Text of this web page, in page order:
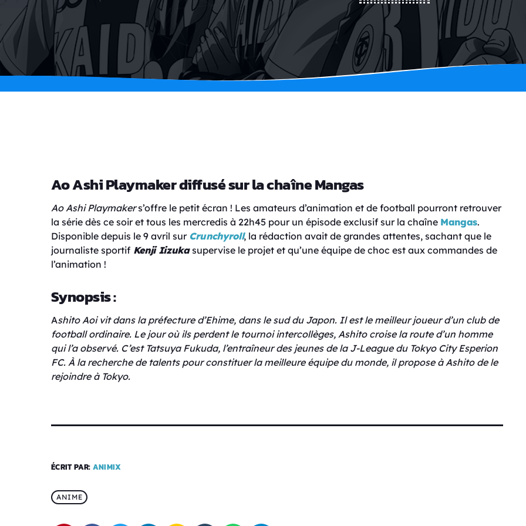
Ao Ashi Playmaker diffusé sur la chaîne Mangas
Ao Ashi Playmakers’offre le petit écran ! Les amateurs d’animation et de football pourront retrouver
la série dès ce soir et tous les mercredis à 22h45 pour un épisode exclusif sur la chaîne Mangas.
Disponible depuis le 9 avril sur Crunchyroll, la rédaction avait de grandes attentes, sachant que le
journaliste sportif Kenji Iizukasupervise le projet et qu’une équipe de choc est aux commandes de
l’animation !
Synopsis :
Ashito Aoi vit dans la préfecture d’Ehime, dans le sud du Japon. Il est le meilleur joueur d’un club de
football ordinaire. Le jour où ils perdent le tournoi intercollèges, Ashito croise la route d’un homme
qui l’a observé. C’est Tatsuya Fukuda, l’entraîneur des jeunes de la J-League du Tokyo City Esperion
FC. À la recherche de talents pour constituer la meilleure équipe du monde, il propose à Ashito de le
rejoindre à Tokyo.
ÉCRIT PAR: ANIMIX
ANIME